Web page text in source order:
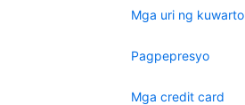
Mga uri ng kuwarto
Pagpepresyo
Mga credit card